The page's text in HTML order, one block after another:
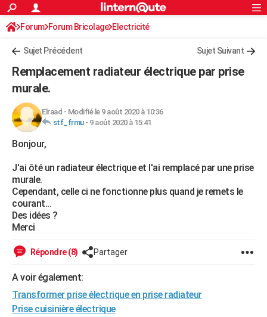
ACTUALITÉS
Politique
Société
Faits Divers
Education
Monde
Villes
+
Programme TV
Streaming
Sorties cinéma
FINANCE
Retraite
Impôts
Epargne
Immobilier
Risques naturels par ville
Banque
Assurance
Crédit
AUTO
Essais
Réserver un essai
Citadines
Berlines
SUV
Forum auto
HIGH-TECH
Forum
Aménagement intérieur
Extérieur
Cuisine
Salle de bains
Jardinage
Rangement
WEEK-END
Guides de France
Escapades
Patrimoine
Expositions
Musées
Week-end nature
+LIFESTYLE
Art de vivre
Bien-être
Loisirs
Mode
Modes de vie
SANTE
Alimentation
Guide de la santé
Maladies
Médicaments
Sommeil
VOYAGE
Destinations
City break
Voyage nature
Voyage de noces
Forum
Climat
+PHOTO
GUIDES D'ACHAT
S'inscrire
Connexion
Forum Forum Bricolage Electricité
Sujet Précédent Sujet Suivant
Remplacement radiateur électrique par prise
murale.
Elraad - Modifié le 9 août 2020 à 10:36
stf_frmu- 9 août 2020 à 15:41
Bonjour,
J'ai ôté un radiateur électrique et l'ai remplacé par une prise
murale.
Cependant, celle ci ne fonctionne plus quand je remets le
courant...
Des idées ?
Merci
Répondre (8) Partager
A voir également:
Transformer prise électrique en prise radiateur
Prise cuisinière électrique